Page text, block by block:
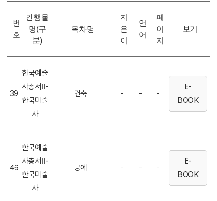
번
호
간행물
명(구
분)
목차명
지
은
이
언
어
페
이
지
보기
39
한국예술
사총서Ⅱ-
한국미술
사
건축 - - -
E-
BOOK
46
한국예술
사총서Ⅱ-
한국미술
사
공예 - - -
E-
BOOK